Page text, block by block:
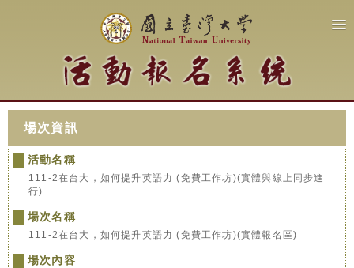
場次資訊
活動名稱
111-2在台大，如何提升英語力 (免費工作坊)(實體與線上同步進
行)
場次名稱
111-2在台大，如何提升英語力 (免費工作坊)(實體報名區)
場次內容